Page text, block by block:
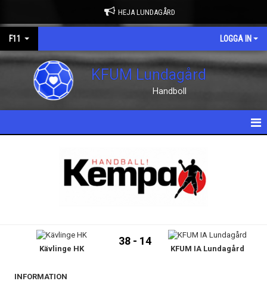
HEJA LUNDAGÅRD
F11 LOGGA IN
KFUM Lundagård
Handboll
BILDGALLERI
Kävlinge HK
38 - 14
KFUM IA Lundagård
INFORMATION